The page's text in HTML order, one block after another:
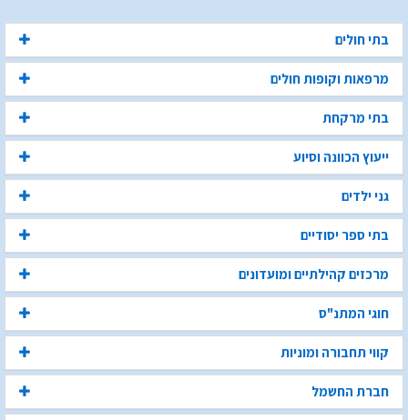
בתי חולים
מרפאות וקופות חולים
בתי מרקחת
ייעוץ הכוונה וסיוע
גני ילדים
בתי ספר יסודיים
מרכזים קהילתיים ומועדונים
חוגי המתנ"ס
קווי תחבורה ומוניות
חברת החשמל